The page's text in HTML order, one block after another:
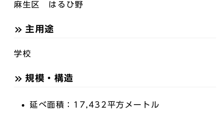
麻生区 はるひ野
主用途
学校
規模・構造
延べ面積：17,432平方メートル